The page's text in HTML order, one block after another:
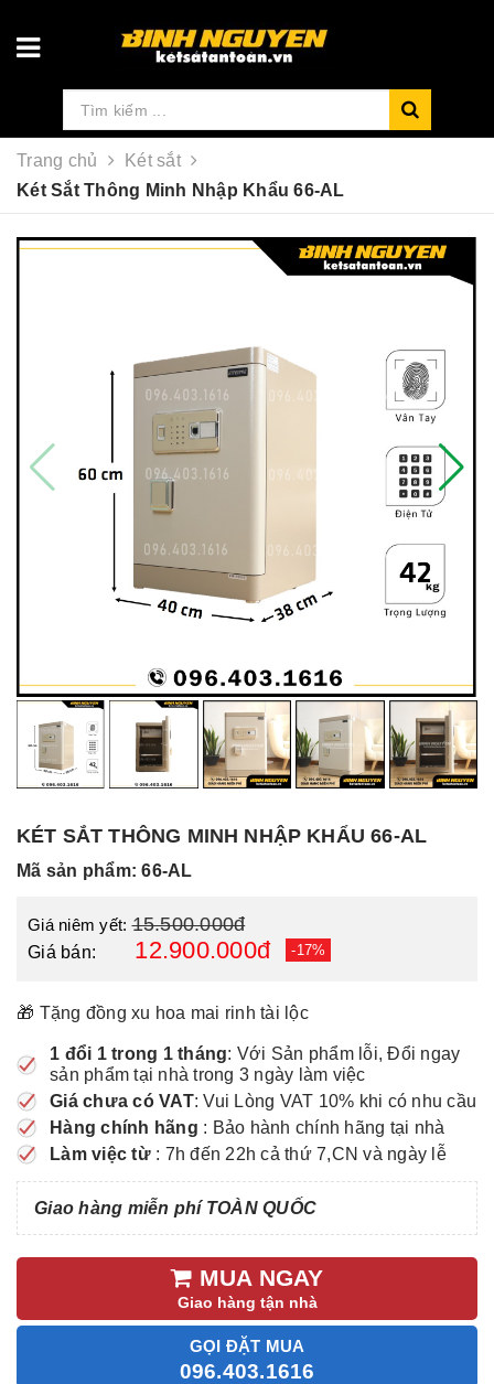
Trang chủ
Két sắt
Két Sắt Thông Minh Nhập Khẩu 66-AL
KÉT SẮT THÔNG MINH NHẬP KHẨU 66-AL
Mã sản phẩm: 66-AL
Giá niêm yết:15.500.000đ
Giá bán: 12.900.000đ -17%
🎁 Tặng đồng xu hoa mai rinh tài lộc
1 đổi 1 trong 1 tháng: Với Sản phẩm lỗi, Đổi ngay
sản phẩm tại nhà trong 3 ngày làm việc
Giá chưa có VAT: Vui Lòng VAT 10% khi có nhu cầu
Hàng chính hãng : Bảo hành chính hãng tại nhà
Làm việc từ : 7h đến 22h cả thứ 7,CN và ngày lễ
Giao hàng miễn phí TOÀN QUỐC
MUA NGAY
Giao hàng tận nhà
GỌI ĐẶT MUA
096.403.1616